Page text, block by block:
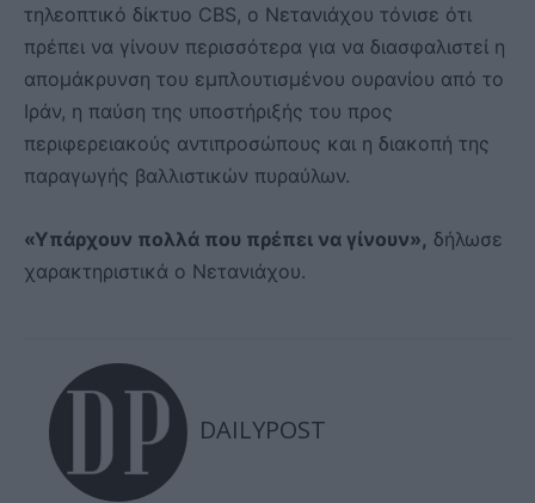
τηλεοπτικό δίκτυο CBS, ο Νετανιάχου τόνισε ότι
πρέπει να γίνουν περισσότερα για να διασφαλιστεί η
απομάκρυνση του εμπλουτισμένου ουρανίου από το
Ιράν, η παύση της υποστήριξής του προς
περιφερειακούς αντιπροσώπους και η διακοπή της
παραγωγής βαλλιστικών πυραύλων.
«Υπάρχουν πολλά που πρέπει να γίνουν», δήλωσε
χαρακτηριστικά ο Νετανιάχου.
DAILYPOST